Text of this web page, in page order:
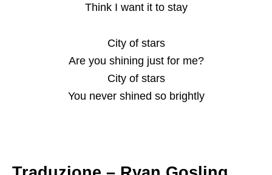
Think I want it to stay
City of stars
Are you shining just for me?
City of stars
You never shined so brightly